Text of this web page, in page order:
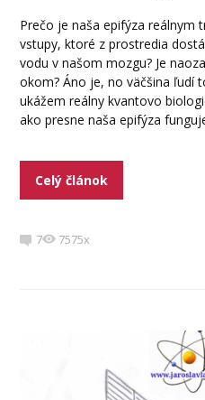
Prečo je naša epifýza reálnym
vstupy, ktoré z prostredia
vodu v našom mozgu? Je
okom? Áno je, no väčšina ľudí
ukážem reálny kvantovo
ako presne naša epifýza
Celý článok
7 7575x